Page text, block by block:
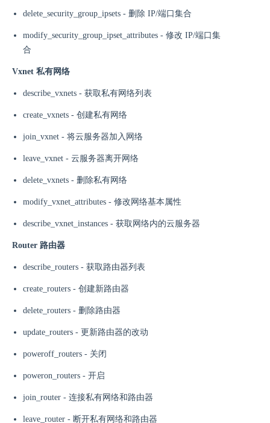
delete_security_group_ipsets - 删除 IP/端口集合
modify_security_group_ipset_attributes - 修改 IP/端口集
合
Vxnet 私有网络
describe_vxnets - 获取私有网络列表
create_vxnets - 创建私有网络
join_vxnet - 将云服务器加入网络
leave_vxnet - 云服务器离开网络
delete_vxnets - 删除私有网络
modify_vxnet_attributes - 修改网络基本属性
describe_vxnet_instances - 获取网络内的云服务器
Router 路由器
describe_routers - 获取路由器列表
create_routers - 创建新路由器
delete_routers - 删除路由器
update_routers - 更新路由器的改动
poweroff_routers - 关闭
poweron_routers - 开启
join_router - 连接私有网络和路由器
leave_router - 断开私有网络和路由器